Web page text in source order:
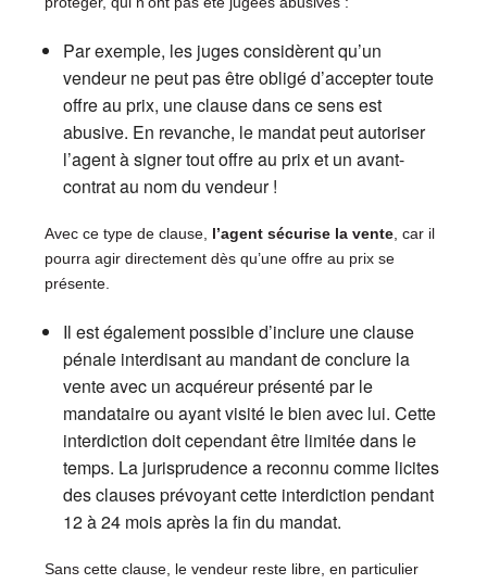
Par exemple, les juges considèrent qu’un
vendeur ne peut pas être obligé d’accepter toute
offre au prix, une clause dans ce sens est
abusive. En revanche, le mandat peut autoriser
l’agent à signer tout offre au prix et un avant-
contrat au nom du vendeur !
Avec ce type de clause, l’agent sécurise la vente, car il
pourra agir directement dès qu’une offre au prix se
présente.
Il est également possible d’inclure une clause
pénale interdisant au mandant de conclure la
vente avec un acquéreur présenté par le
mandataire ou ayant visité le bien avec lui. Cette
interdiction doit cependant être limitée dans le
temps. La jurisprudence a reconnu comme licites
des clauses prévoyant cette interdiction pendant
12 à 24 mois après la fin du mandat.
Sans cette clause, le vendeur reste libre, en particulier